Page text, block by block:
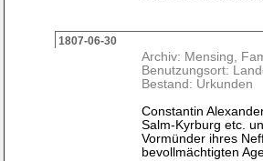
1807-06-30
Archiv: Mensing,
Benutzungsort:
Bestand: Urkunden
Constantin
Salm-Kyrburg etc.
Vormünder ihres
bevollmächtigten